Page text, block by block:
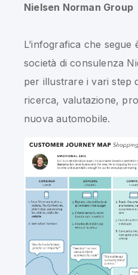
Nielsen Norman Group
L’infografica che segue
società di consulenza
per illustrare i vari step
ricerca, valutazione,
nuova automobile.